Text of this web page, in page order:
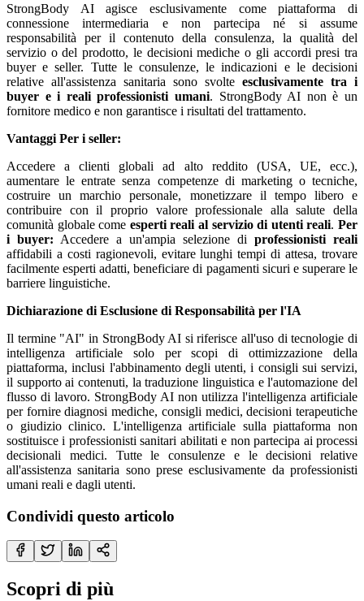
StrongBody AI agisce esclusivamente come piattaforma di
connessione intermediaria e non partecipa né si assume
responsabilità per il contenuto della consulenza, la qualità del
servizio o del prodotto, le decisioni mediche o gli accordi presi tra
buyer e seller. Tutte le consulenze, le indicazioni e le decisioni
relative all'assistenza sanitaria sono svolte esclusivamente tra i
buyer e i reali professionisti umani. StrongBody AI non è un
fornitore medico e non garantisce i risultati del trattamento.
Vantaggi Per i seller:
Accedere a clienti globali ad alto reddito (USA, UE, ecc.),
aumentare le entrate senza competenze di marketing o tecniche,
costruire un marchio personale, monetizzare il tempo libero e
contribuire con il proprio valore professionale alla salute della
comunità globale come esperti reali al servizio di utenti reali.Per
i buyer: Accedere a un'ampia selezione di professionisti reali
affidabili a costi ragionevoli, evitare lunghi tempi di attesa, trovare
facilmente esperti adatti, beneficiare di pagamenti sicuri e superare le
barriere linguistiche.
Dichiarazione di Esclusione di Responsabilità per l'IA
Il termine "AI" in StrongBody AI si riferisce all'uso di tecnologie di
intelligenza artificiale solo per scopi di ottimizzazione della
piattaforma, inclusi l'abbinamento degli utenti, i consigli sui servizi,
il supporto ai contenuti, la traduzione linguistica e l'automazione del
flusso di lavoro. StrongBody AI non utilizza l'intelligenza artificiale
per fornire diagnosi mediche, consigli medici, decisioni terapeutiche
o giudizio clinico. L'intelligenza artificiale sulla piattaforma non
sostituisce i professionisti sanitari abilitati e non partecipa ai processi
decisionali medici. Tutte le consulenze e le decisioni relative
all'assistenza sanitaria sono prese esclusivamente da professionisti
umani reali e dagli utenti.
Condividi questo articolo
Scopri di più